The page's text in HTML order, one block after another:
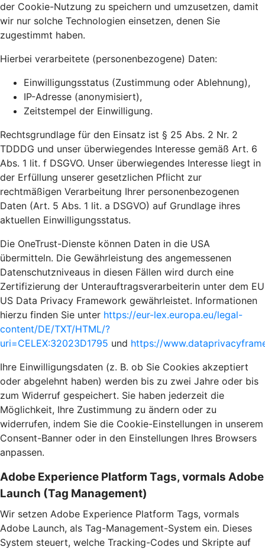
der Cookie-Nutzung zu speichern und umzusetzen, damit
wir nur solche Technologien einsetzen, denen Sie
zugestimmt haben.
Hierbei verarbeitete (personenbezogene) Daten:
Einwilligungsstatus (Zustimmung oder Ablehnung),
IP-Adresse (anonymisiert),
Zeitstempel der Einwilligung.
Rechtsgrundlage für den Einsatz ist § 25 Abs. 2 Nr. 2
TDDDG und unser überwiegendes Interesse gemäß Art. 6
Abs. 1 lit. f DSGVO. Unser überwiegendes Interesse liegt in
der Erfüllung unserer gesetzlichen Pflicht zur
rechtmäßigen Verarbeitung Ihrer personenbezogenen
Daten (Art. 5 Abs. 1 lit. a DSGVO) auf Grundlage ihres
aktuellen Einwilligungsstatus.
Die OneTrust-Dienste können Daten in die USA
übermitteln. Die Gewährleistung des angemessenen
Datenschutzniveaus in diesen Fällen wird durch eine
Zertifizierung der Unterauftragsverarbeiterin unter dem EU
US Data Privacy Framework gewährleistet. Informationen
hierzu finden Sie unter https://eur-lex.europa.eu/legal-
content/DE/TXT/HTML/?
uri=CELEX:32023D1795 und https://
Ihre Einwilligungsdaten (z. B. ob Sie Cookies akzeptiert
oder abgelehnt haben) werden bis zu zwei Jahre oder bis
zum Widerruf gespeichert. Sie haben jederzeit die
Möglichkeit, Ihre Zustimmung zu ändern oder zu
widerrufen, indem Sie die Cookie-Einstellungen in unserem
Consent-Banner oder in den Einstellungen Ihres Browsers
anpassen.
Adobe Experience Platform Tags, vormals Adobe
Launch (Tag Management)
Wir setzen Adobe Experience Platform Tags, vormals
Adobe Launch, als Tag-Management-System ein. Dieses
System steuert, welche Tracking-Codes und Skripte auf